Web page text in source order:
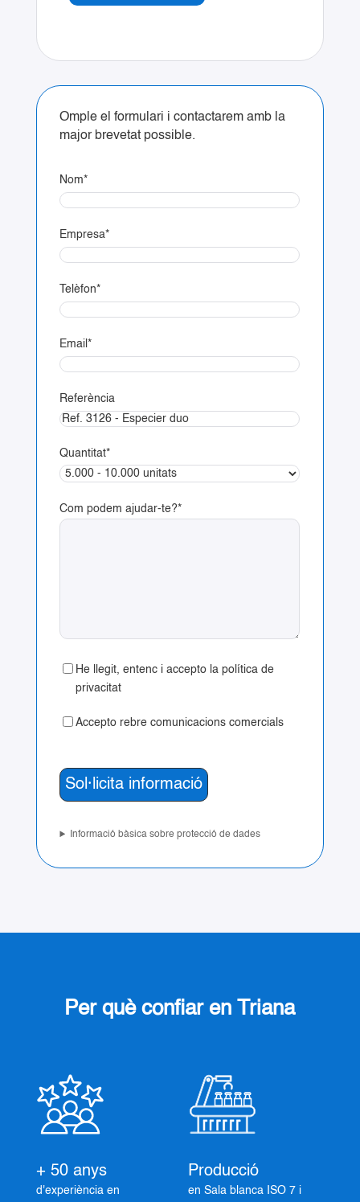
Omple el formulari i contactarem amb la
major brevetat possible.
Nom*
Empresa*
Telèfon*
Email *
Referència
Quantitat*
Com podem ajudar-te?*
He llegit, entenc i accepto la política de
privacitat
Accepto rebre comunicacions comercials
Informació bàsica sobre protecció de dades
Per què confiar en Triana
+ 50 anys
d'experiència en
Producció
en Sala blanca ISO 7 i